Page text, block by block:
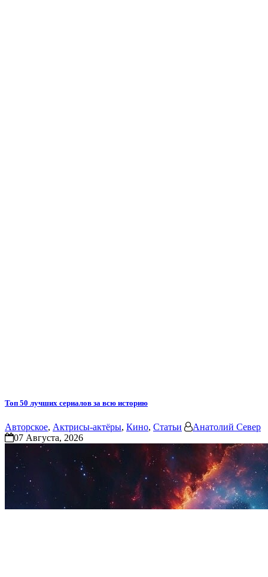
Топ 50 лучших сериалов за всю историю
Авторское, Актрисы-актёры, Кино, Статьи
Анатолий Север
07 Августа, 2026